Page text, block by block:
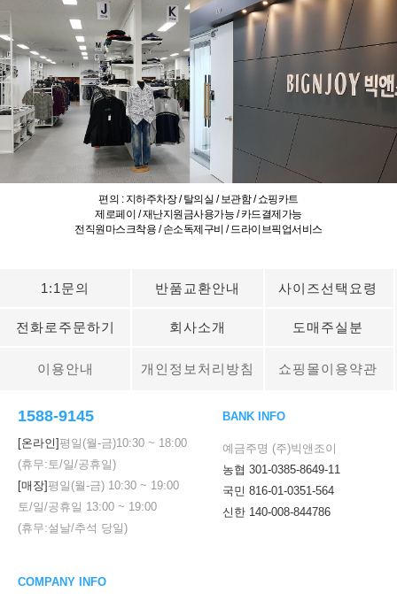
편의 : 지하주차장 / 탈의실 / 보관함 / 쇼핑카트
제로페이 / 재난지원금사용가능 / 카드결제가능
전직원마스크착용 / 손소독제구비 / 드라이브픽업서비스
1:1문의 반품교환안내 사이즈선택요령
전화로주문하기 회사소개 도매주실분
이용안내 개인정보처리방침 쇼핑몰이용약관
1588-9145
[온라인]평일(월-금)10:30 ~ 18:00
(휴무:토/일/공휴일)
[매장]평일(월-금) 10:30 ~ 19:00
토/일/공휴일 13:00 ~ 19:00
(휴무:설날/추석 당일)
BANK INFO
예금주명 (주)빅앤조이
농협 301-0385-8649-11
국민 816-01-0351-564
신한 140-008-844786
COMPANY INFO